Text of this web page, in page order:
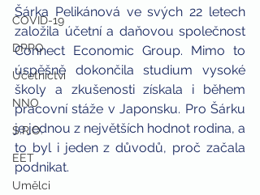
COVID-19
DPPO
Účetnictví
NNO
S.R.O.
EET
Umělci
Šárka Pelikánová ve svých 22 letech
Connect Economic Group. Mimo to
úspěšně dokončila studium vysoké
školy a zkušenosti získala i během
pracovní stáže v Japonsku. Pro Šárku
je jednou z největších hodnot rodina, a
to byl i jeden z důvodů, proč začala
podnikat.